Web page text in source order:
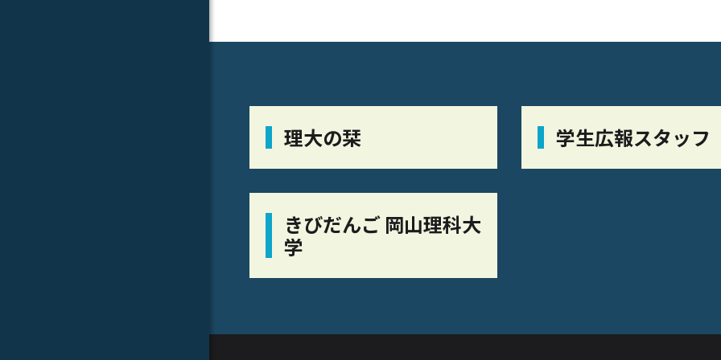
理大の栞 学生広報スタッフ
きびだんご 岡山理科大
学